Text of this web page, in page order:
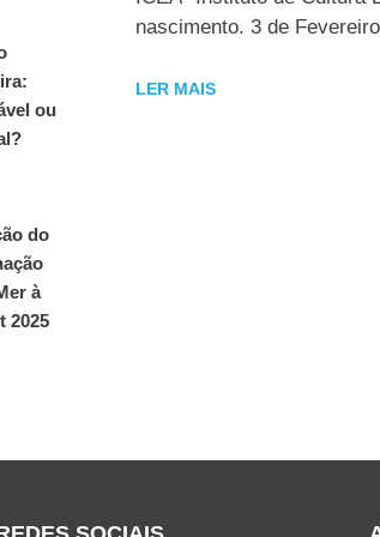
nascimento. 3 de
LER MAIS
ou
do
à
2025